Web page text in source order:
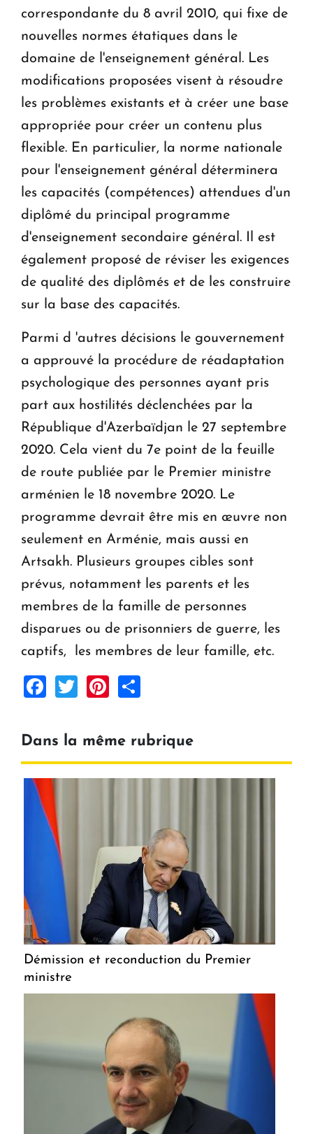
correspondante du 8 avril 2010, qui fixe de
nouvelles normes étatiques dans le
domaine de l'enseignement général. Les
modifications proposées visent à résoudre
les problèmes existants et à créer une base
appropriée pour créer un contenu plus
flexible. En particulier, la norme nationale
pour l'enseignement général déterminera
les capacités (compétences) attendues d'un
diplômé du principal programme
d'enseignement secondaire général. Il est
également proposé de réviser les exigences
de qualité des diplômés et de les construire
sur la base des capacités.
Parmi d 'autres décisions le gouvernement
a approuvé la procédure de réadaptation
psychologique des personnes ayant pris
part aux hostilités déclenchées par la
République d'Azerbaïdjan le 27 septembre
2020. Cela vient du 7e point de la feuille
de route publiée par le Premier ministre
arménien le 18 novembre 2020. Le
programme devrait être mis en œuvre non
seulement en Arménie, mais aussi en
Artsakh. Plusieurs groupes cibles sont
prévus, notamment les parents et les
membres de la famille de personnes
disparues ou de prisonniers de guerre, les
captifs, les membres de leur famille, etc.
Facebook
TwitterPinterest
Dans la même rubrique
Démission et reconduction du Premier
ministre